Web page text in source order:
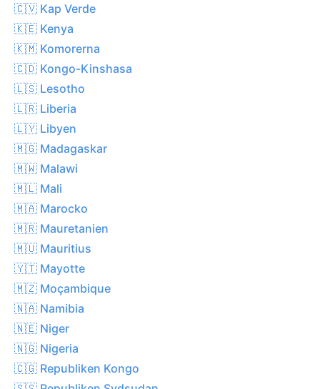
🇨🇻 Kap Verde
🇰🇪 Kenya
🇰🇲 Komorerna
🇨🇩 Kongo-Kinshasa
🇱🇸 Lesotho
🇱🇷 Liberia
🇱🇾 Libyen
🇲🇬 Madagaskar
🇲🇼 Malawi
🇲🇱 Mali
🇲🇦 Marocko
🇲🇷 Mauretanien
🇲🇺 Mauritius
🇾🇹 Mayotte
🇲🇿 Moçambique
🇳🇦 Namibia
🇳🇪 Niger
🇳🇬 Nigeria
🇨🇬 Republiken Kongo